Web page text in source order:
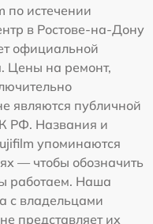
по истечении
в Ростове-на-Дону
официальной
Цены на ремонт,
являются публичной
РФ. Названия и
упоминаются
— чтобы обозначить
работаем. Наша
с владельцами
представляет их